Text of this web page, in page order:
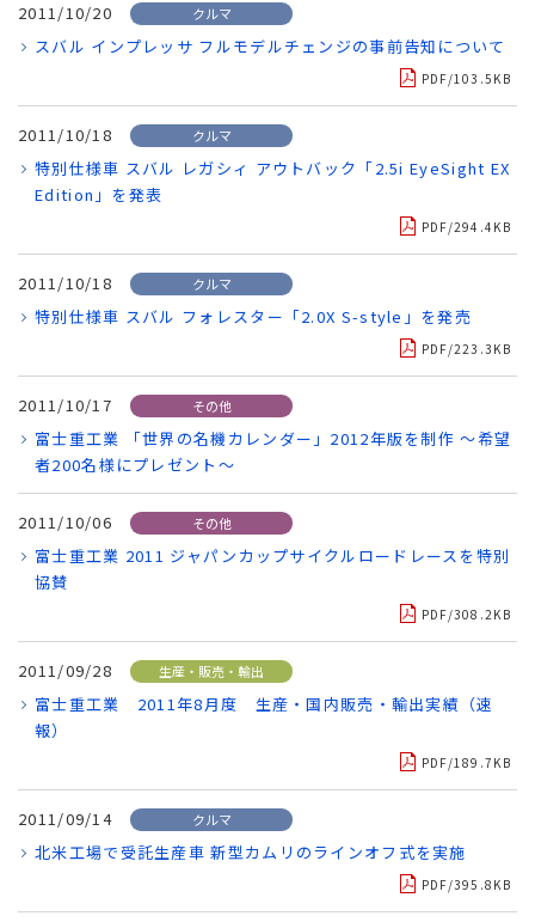
2011/10/20 クルマ
スバル インプレッサ フルモデルチェンジの事前告知について
PDF/103.5KB
2011/10/18 クルマ
特別仕様車 スバル レガシィ アウトバック「2.5i EyeSight EX
Edition」を発表
PDF/294.4KB
2011/10/18 クルマ
特別仕様車 スバル フォレスター「2.0X S-style」を発売
PDF/223.3KB
2011/10/17 その他
富士重工業 「世界の名機カレンダー」2012年版を制作 ～希望
者200名様にプレゼント～
2011/10/06 その他
富士重工業 2011 ジャパンカップサイクルロードレースを特別
協賛
PDF/308.2KB
2011/09/28 生産・販売・輸出
富士重工業 2011年8月度 生産・国内販売・輸出実績（速
報）
PDF/189.7KB
2011/09/14 クルマ
北米工場で受託生産車 新型カムリのラインオフ式を実施
PDF/395.8KB